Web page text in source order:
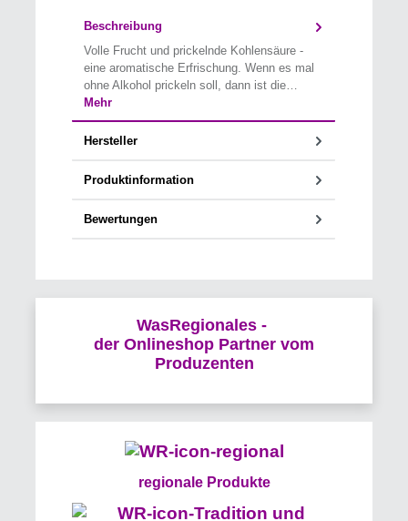
Beschreibung
Volle Frucht und prickelnde Kohlensäure -
eine aromatische Erfrischung. Wenn es mal
ohne Alkohol prickeln soll, dann ist die…
Mehr
Hersteller
Produktinformation
Bewertungen
WasRegionales -
der Onlineshop Partner vom
Produzenten
regionale Produkte